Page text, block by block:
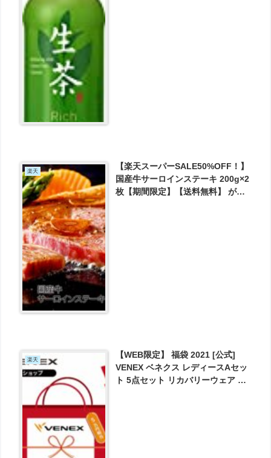
楽天
【楽天スーパーSALE50%OFF！】
国産牛サーロインステーキ 200g×2
枚【期間限定】【送料無料】 が
楽天
【WEB限定】 福袋 2021 [公式]
VENEX ベネクス レディースAセッ
ト 5点セット リカバリーウェア が